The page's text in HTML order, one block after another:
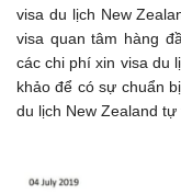
visa du lịch New
visa quan tâm hàng
các chi phí xin visa du
khảo để có sự chuẩn
du lịch New Zealand tự